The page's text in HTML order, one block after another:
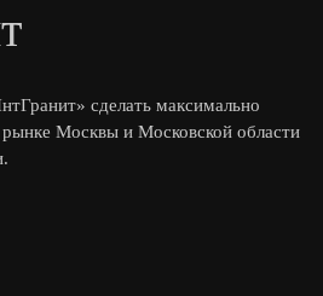
сделать максимально
Москвы и Московской области